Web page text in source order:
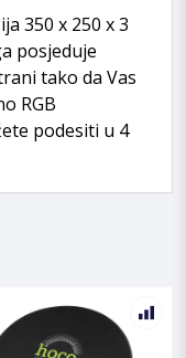
350 x 250 x 3
posjeduje
tako da Vas
RGB
podesiti u 4